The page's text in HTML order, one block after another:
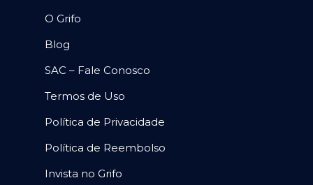
O Grifo
Blog
SAC – Fale Conosco
Termos de Uso
Política de Privacidade
Política de Reembolso
Invista no Grifo